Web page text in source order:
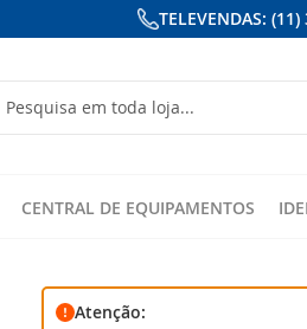
TELEVENDAS:
Busca
CENTRAL DE EQUIPAMENTOS
Atenção: